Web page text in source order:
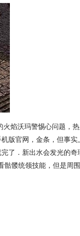
焰沃玛警惕心问题，
版官网，金条，但事实
了．新出水会发光的
髅统领技能，但是周